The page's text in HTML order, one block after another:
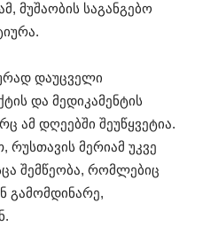
მუშაობის საგანგებო
დაუცველი
და მედიკამენტის
ამ დღეებში შეუწყვეტია.
რუსთავის მერიამ უკვე
შემწეობა, რომლებიც
გამომდინარე,